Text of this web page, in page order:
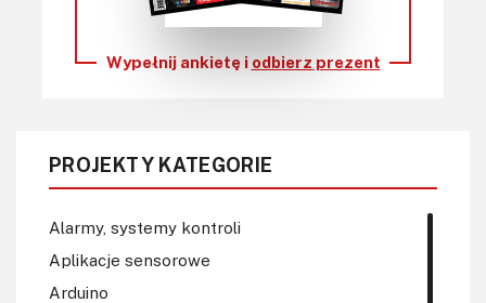
Wypełnij ankietę i odbierz prezent
PROJEKTY KATEGORIE
Alarmy, systemy kontroli
Aplikacje sensorowe
Arduino